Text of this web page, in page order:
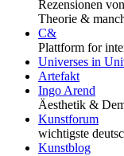
Rezensionen
Theorie &
C&
Plattform for
Universes in
Artefakt
Ingo Arend
Äesthetik &
Kunstforum
wichtigste
Kunstblog